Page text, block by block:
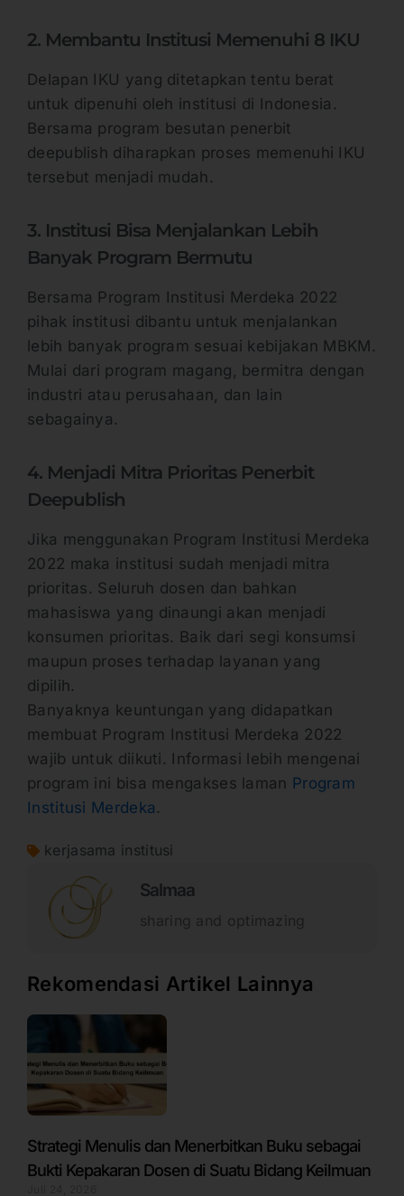
2. Membantu Institusi Memenuhi 8 IKU
Delapan IKU yang ditetapkan tentu berat
untuk dipenuhi oleh institusi di Indonesia.
Bersama program besutan penerbit
deepublish diharapkan proses memenuhi IKU
tersebut menjadi mudah.
3. Institusi Bisa Menjalankan Lebih
Banyak Program Bermutu
Bersama Program Institusi Merdeka 2022
pihak institusi dibantu untuk menjalankan
lebih banyak program sesuai kebijakan MBKM.
Mulai dari program magang, bermitra dengan
industri atau perusahaan, dan lain
sebagainya.
4. Menjadi Mitra Prioritas Penerbit
Deepublish
Jika menggunakan Program Institusi Merdeka
2022 maka institusi sudah menjadi mitra
prioritas. Seluruh dosen dan bahkan
mahasiswa yang dinaungi akan menjadi
konsumen prioritas. Baik dari segi konsumsi
maupun proses terhadap layanan yang
dipilih.
Banyaknya keuntungan yang didapatkan
membuat Program Institusi Merdeka 2022
wajib untuk diikuti. Informasi lebih mengenai
program ini bisa mengakses laman Program
Institusi Merdeka .
kerjasama institusi
Salmaa
sharing and optimazing
Rekomendasi Artikel Lainnya
Strategi Menulis dan Menerbitkan Buku sebagai
Bukti Kepakaran Dosen di Suatu Bidang Keilmuan